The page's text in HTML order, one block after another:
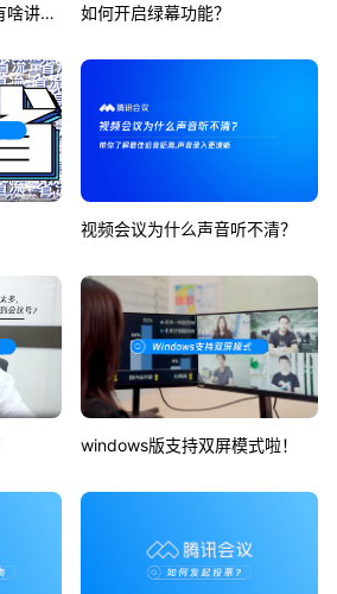
「眼神接触」功能背后有啥讲究？ 如何开启绿幕功能？
视频会议为什么声音听不清？
windows版支持双屏模式啦！